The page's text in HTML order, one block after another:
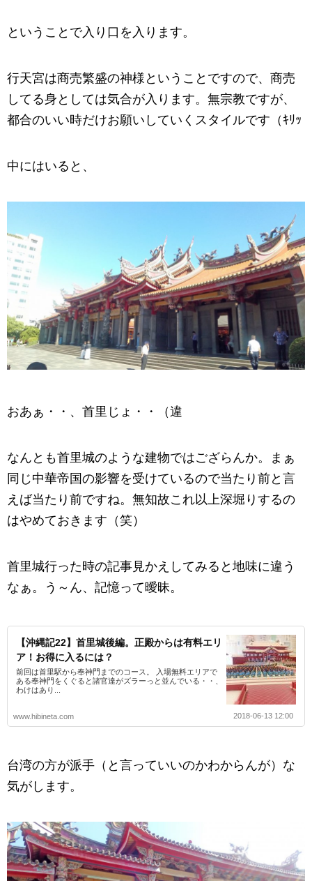
ということで入り口を入ります。
行天宮は商売繁盛の神様ということですので、商売
してる身としては気合が入ります。無宗教ですが、
都合のいい時だけお願いしていくスタイルです（ｷﾘｯ
中にはいると、
おあぁ・・、首里じょ・・（違
なんとも首里城のような建物ではござらんか。まぁ
同じ中華帝国の影響を受けているので当たり前と言
えば当たり前ですね。無知故これ以上深堀りするの
はやめておきます（笑）
首里城行った時の記事見かえしてみると地味に違う
なぁ。う～ん、記憶って曖昧。
【沖縄記22】首里城後編。正殿からは有料エリ
ア！お得に入るには？
前回は首里駅から奉神門までのコース。 入場無料エリアで
ある奉神門をくぐると諸官達がズラーっと並んでいる・・、
わけはあり...
www.hibineta.com 2018-06-13 12:00
台湾の方が派手（と言っていいのかわからんが）な
気がします。